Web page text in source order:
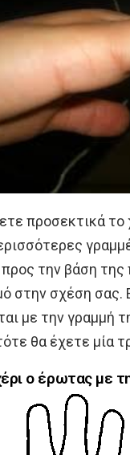
προσεκτικά το
την βάση
στην σχέση σας.
με την γραμμή
θα έχετε μία
ο έρωτας με